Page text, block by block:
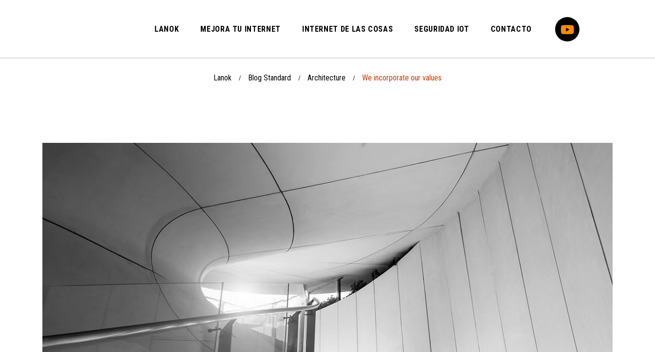
LANOK MEJORA TU INTERNET INTERNET DE LAS COSAS SEGURIDAD IOT CONTACTO
Lanok / Blog Standard / Architecture / We incorporate our values